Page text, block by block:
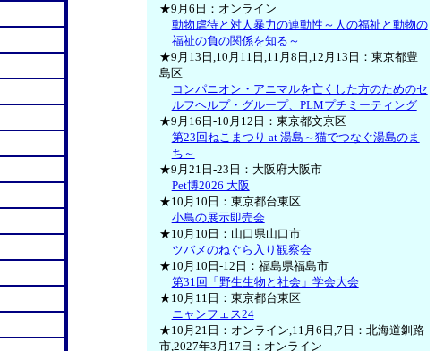
★9月6日：オンライン
動物虐待と対人暴力の連動性～人の福祉と動物の
福祉の負の関係を知る～
★9月13日,10月11日,11月8日,12月13日：東京都豊
島区
コンパニオン・アニマルを亡くした方のためのセ
ルフヘルプ・グループ、PLMプチミーティング
★9月16日-10月12日：東京都文京区
第23回ねこまつり at 湯島～猫でつなぐ湯島のま
ち～
★9月21日-23日：大阪府大阪市
Pet博2026 大阪
★10月10日：東京都台東区
小鳥の展示即売会
★10月10日：山口県山口市
ツバメのねぐら入り観察会
★10月10日-12日：福島県福島市
第31回「野生生物と社会」学会大会
★10月11日：東京都台東区
ニャンフェス24
★10月21日：オンライン,11月6日,7日：北海道釧路
市,2027年3月17日：オンライン